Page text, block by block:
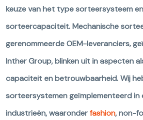
keuze van het type sorteersysteem
sorteercapaciteit. Mechanische
gerenommeerde OEM-leveranciers,
Inther Group, blinken uit in aspecten
capaciteit en betrouwbaarheid. Wij
sorteersystemen geïmplementeerd
industrieën, waaronderfashion, non-